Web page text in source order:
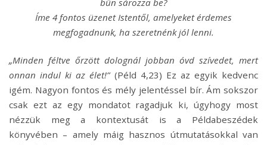
Íme 4 fontos üzenet Istentől, amelyeket érdemes
megfogadnunk, ha szeretnénk jól lenni.
„Minden féltve őrzött dolognál jobban óvd szívedet, mert
onnan indul ki az élet!”(Péld 4,23) Ez az egyik kedvenc
igém. Nagyon fontos és mély jelentéssel bír. Ám sokszor
csak ezt az egy mondatot ragadjuk ki, úgyhogy most
nézzük meg a kontextusát is a Példabeszédek
könyvében – amely máig hasznos útmutatásokkal van